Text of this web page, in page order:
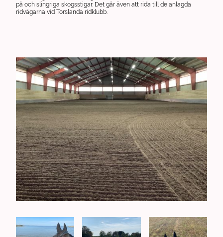
på och slingriga skogsstigar. Det går även att rida till de anlagda
ridvägarna vid Torslanda ridklubb.